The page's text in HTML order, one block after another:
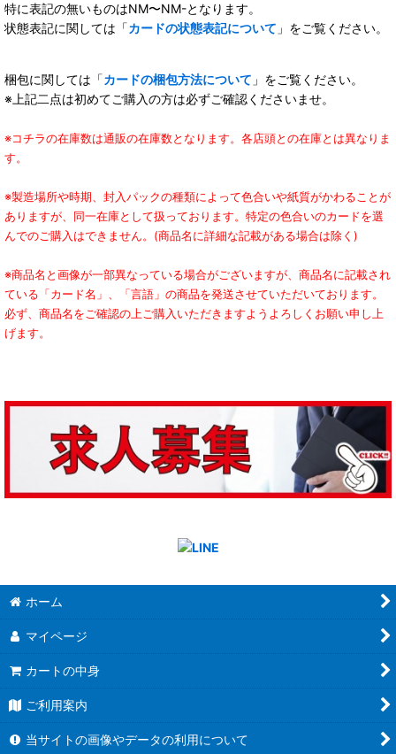
特に表記の無いものはNM〜NM-となります。
状態表記に関しては「カードの状態表記について 」をご覧ください。
梱包に関しては「カードの梱包方法について 」をご覧ください。
※上記二点は初めてご購入の方は必ずご確認くださいませ。
※コチラの在庫数は通販の在庫数となります。各店頭との在庫とは異なりま
す。
※製造場所や時期、封入パックの種類によって色合いや紙質がかわることが
ありますが、同一在庫として扱っております。特定の色合いのカードを選
んでのご購入はできません。(商品名に詳細な記載がある場合は除く)
※商品名と画像が一部異なっている場合がございますが、商品名に記載され
ている「カード名」、「言語」の商品を発送させていただいております。
必ず、商品名をご確認の上ご購入いただきますようよろしくお願い申し上
げます。
ホーム
マイページ
カートの中身
ご利用案内
当サイトの画像やデータの利用について